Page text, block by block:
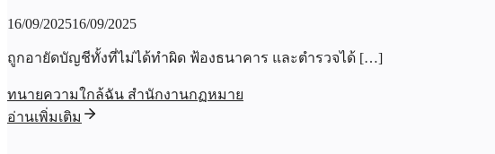
16/09/202516/09/2025
ถูกอายัดบัญชีทั้งที่ไม่ได้ทำผิด ฟ้องธนาคาร และตำรวจได้ […]
ทนายความใกล้ฉัน สำนักงานกฏหมาย
อ่านเพิ่มเติม